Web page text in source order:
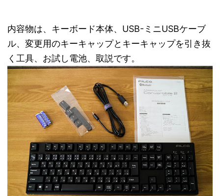
内容物は、キーボード本体、USB-ミニUSBケーブ
ル、変更用のキーキャップとキーキャップを引き抜
く工具、お試し電池、取説です。